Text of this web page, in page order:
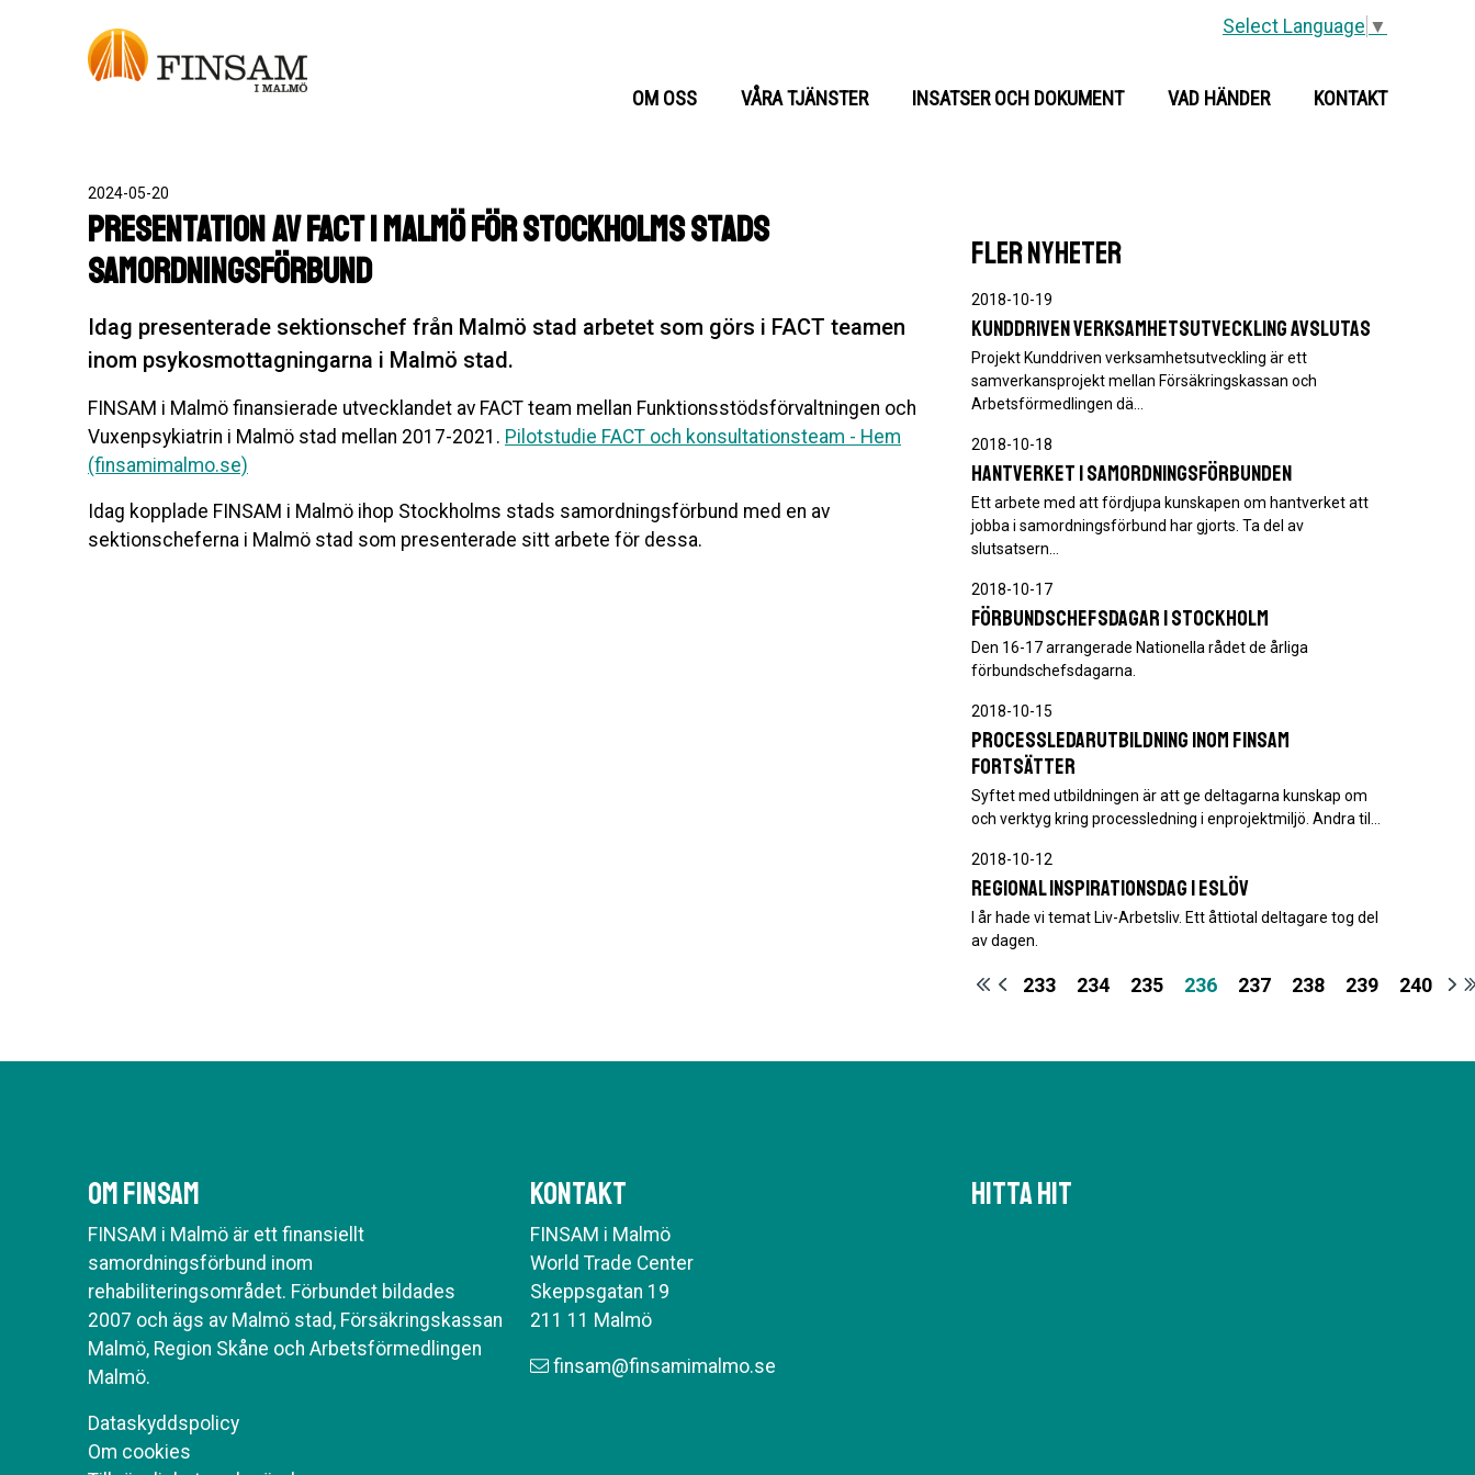
Select Language ▼
OM OSS VÅRA TJÄNSTER INSATSER OCH DOKUMENT VAD HÄNDER KONTAKT
2024-05-20
Presentation av FACT i Malmö för Stockholms stads
samordningsförbund
Idag presenterade sektionschef från Malmö stad arbetet som görs i FACT teamen
inom psykosmottagningarna i Malmö stad.
FINSAM i Malmö finansierade utvecklandet av FACT team mellan Funktionsstödsförvaltningen och
Vuxenpsykiatrin i Malmö stad mellan 2017-2021. Pilotstudie FACT och konsultationsteam - Hem
(finsamimalmo.se)
Idag kopplade FINSAM i Malmö ihop Stockholms stads samordningsförbund med en av
sektionscheferna i Malmö stad som presenterade sitt arbete för dessa.
FLER NYHETER
2018-10-19
Kunddriven verksamhetsutveckling avslutas
Projekt Kunddriven verksamhetsutveckling är ett
samverkansprojekt mellan Försäkringskassan och
Arbetsförmedlingen dä…
2018-10-18
Hantverket i Samordningsförbunden
Ett arbete med att fördjupa kunskapen om hantverket att
jobba i samordningsförbund har gjorts. Ta del av
slutsatsern…
2018-10-17
Förbundschefsdagar i Stockholm
Den 16-17 arrangerade Nationella rådet de årliga
förbundschefsdagarna.
2018-10-15
Processledarutbildning inom FINSAM
fortsätter
Syftet med utbildningen är att ge deltagarna kunskap om
och verktyg kring processledning i enprojektmiljö. Andra til…
2018-10-12
Regional inspirationsdag i Eslöv
I år hade vi temat Liv-Arbetsliv. Ett åttiotal deltagare tog del
av dagen.
233 234 235 236 237 238 239 240
Om Finsam
FINSAM i Malmö är ett finansiellt
samordningsförbund inom
rehabiliteringsområdet. Förbundet bildades
2007 och ägs av Malmö stad, Försäkringskassan
Malmö, Region Skåne och Arbetsförmedlingen
Malmö.
Dataskyddspolicy
Om cookies
Kontakt
FINSAM i Malmö
World Trade Center
Skeppsgatan 19
211 11 Malmö
finsam@finsamimalmo.se
Hitta hit